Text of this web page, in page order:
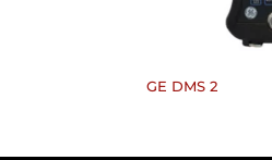
GE DMS 2